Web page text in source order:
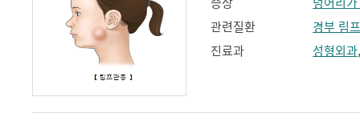
관련질환
경부 림
진료과
성형외과